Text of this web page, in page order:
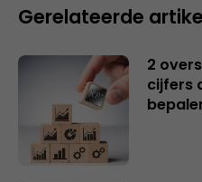
Gerelateerde
2
cijfers